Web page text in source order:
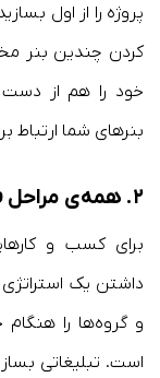
پروژه را از اول
کردن چندین بنر
خود را هم از دست
بنرهای شما ارتباط
۲. همه‌ی مراحل
برای کسب و
داشتن یک استراتژی
و گروه‌ها را
است. تبلیغاتی